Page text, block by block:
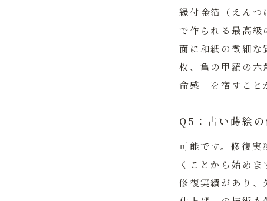
縁付金箔（えん
で作られる最高
面に和紙の微細な
枚、亀の甲羅の六
命感」を宿すこと
Q5：古い蒔絵
可能です。修復実
くことから始めま
修復実績があり、